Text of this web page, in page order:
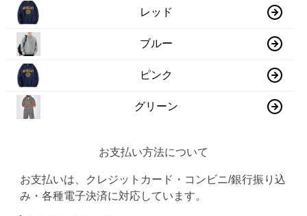
レッド
ブルー
ピンク
グリーン
お支払い方法について
お支払いは、クレジットカード・コンビニ/銀行振り込
み・各種電子決済に対応しています。